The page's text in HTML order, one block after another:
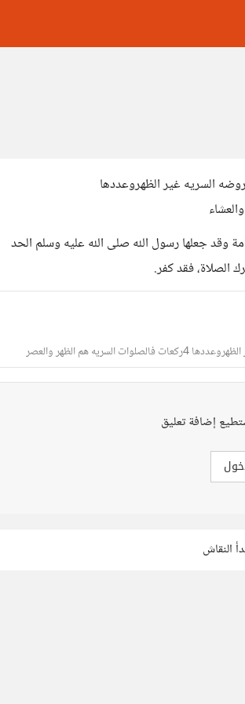
السريه غير الظهروعددها
وقد جعلها رسول الله صلى الله عليه وسلم الحد
الصلاة، فقد كفر.
هم الظهر والعصر
إضافة تعليق
النقاش